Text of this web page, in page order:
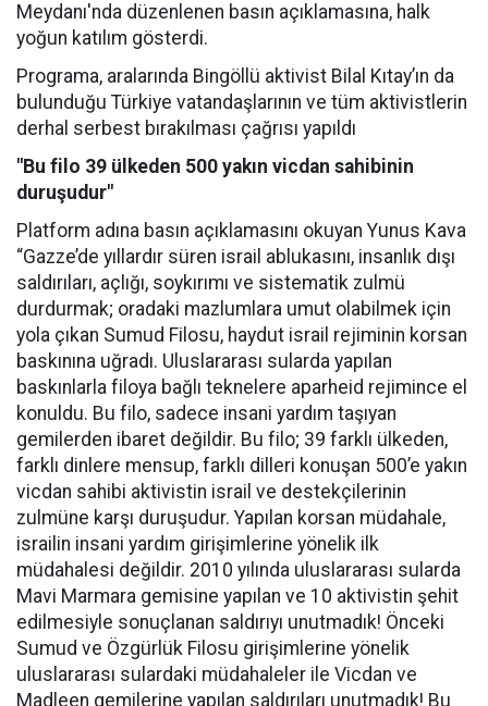
Meydanı'nda düzenlenen basın açıklamasına, halk
yoğun katılım gösterdi.
Programa, aralarında Bingöllü aktivist Bilal Kıtay’ın da
bulunduğu Türkiye vatandaşlarının ve tüm aktivistlerin
derhal serbest bırakılması çağrısı yapıldı
"Bu filo 39 ülkeden 500 yakın vicdan sahibinin
duruşudur"
Platform adına basın açıklamasını okuyan Yunus Kava
“Gazze’de yıllardır süren israil ablukasını, insanlık dışı
saldırıları, açlığı, soykırımı ve sistematik zulmü
durdurmak; oradaki mazlumlara umut olabilmek için
yola çıkan Sumud Filosu, haydut israil rejiminin korsan
baskınına uğradı. Uluslararası sularda yapılan
baskınlarla filoya bağlı teknelere aparheid rejimince el
konuldu. Bu filo, sadece insani yardım taşıyan
gemilerden ibaret değildir. Bu filo; 39 farklı ülkeden,
farklı dinlere mensup, farklı dilleri konuşan 500’e yakın
vicdan sahibi aktivistin israil ve destekçilerinin
zulmüne karşı duruşudur. Yapılan korsan müdahale,
israilin insani yardım girişimlerine yönelik ilk
müdahalesi değildir. 2010 yılında uluslararası sularda
Mavi Marmara gemisine yapılan ve 10 aktivistin şehit
edilmesiyle sonuçlanan saldırıyı unutmadık! Önceki
Sumud ve Özgürlük Filosu girişimlerine yönelik
uluslararası sulardaki müdahaleler ile Vicdan ve
Madleen gemilerine yapılan saldırıları unutmadık! Bu